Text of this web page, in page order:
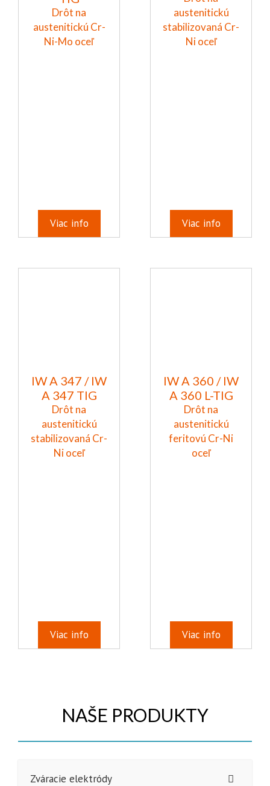
Drôt na
austenitickú Cr-
Ni-Mo oceľ
Viac info
austenitickú
stabilizovaná Cr-
Ni oceľ
Viac info
IW A 347 / IW
A 347 TIG
Drôt na
austenitickú
stabilizovaná Cr-
Ni oceľ
Viac info
IW A 360 / IW
A 360 L-TIG
Drôt na
austenitickú
feritovú Cr-Ni
oceľ
Viac info
NAŠE PRODUKTY
Zváracie elektródy